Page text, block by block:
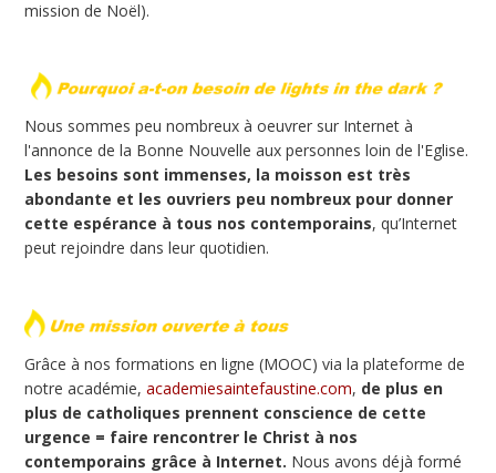
mission de Noël).
Nous sommes peu nombreux à oeuvrer sur Internet à
l'annonce de la Bonne Nouvelle aux personnes loin de l'Eglise.
Les besoins sont immenses, la moisson est très
abondante et les ouvriers peu nombreux pour donner
cette espérance à tous nos contemporains, qu’Internet
peut rejoindre dans leur quotidien.
Grâce à nos formations en ligne (MOOC) via la plateforme de
notre académie, academiesaintefaustine.com, de plus en
plus de catholiques prennent conscience de cette
urgence = faire rencontrer le Christ à nos
contemporains grâce à Internet. Nous avons déjà formé